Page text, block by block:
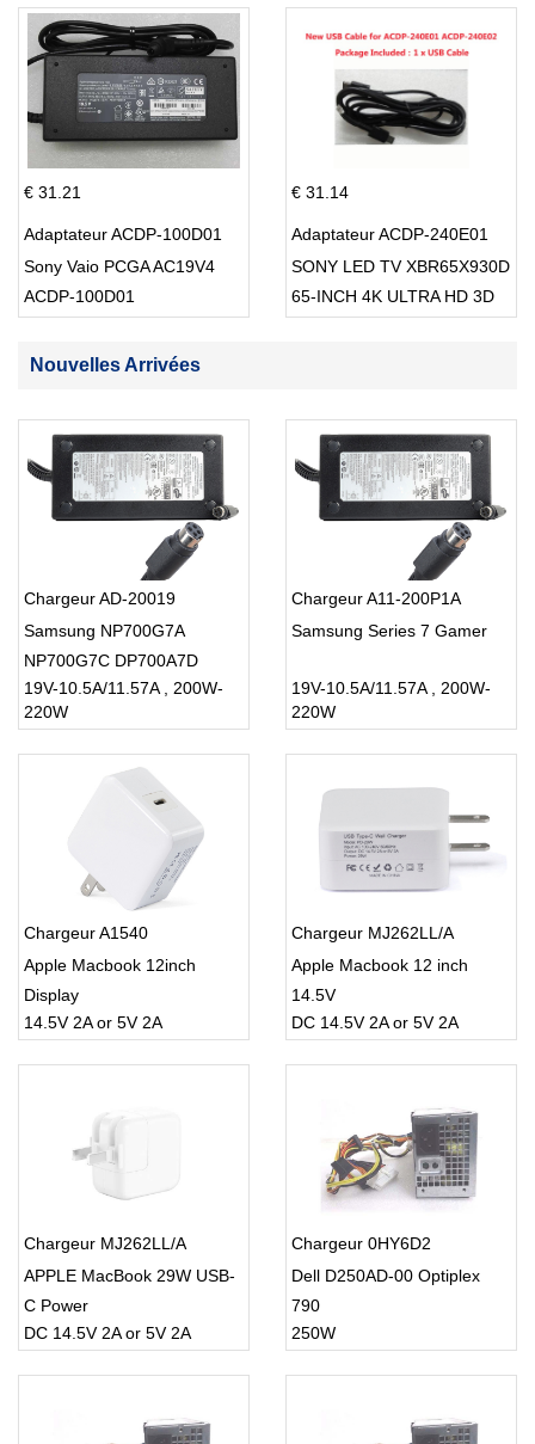
€ 31.21
Adaptateur ACDP-100D01
Sony Vaio PCGA AC19V4
ACDP-100D01
€ 31.14
Adaptateur ACDP-240E01
SONY LED TV XBR65X930D
65-INCH 4K ULTRA HD 3D
Nouvelles Arrivées
Chargeur AD-20019
Samsung NP700G7A
NP700G7C DP700A7D
19V-10.5A/11.57A , 200W-
220W
Chargeur A11-200P1A
Samsung Series 7 Gamer
19V-10.5A/11.57A , 200W-
220W
Chargeur A1540
Apple Macbook 12inch
Display
14.5V 2A or 5V 2A
Chargeur MJ262LL/A
Apple Macbook 12 inch
14.5V
DC 14.5V 2A or 5V 2A
Chargeur MJ262LL/A
APPLE MacBook 29W USB-
C Power
DC 14.5V 2A or 5V 2A
Chargeur 0HY6D2
Dell D250AD-00 Optiplex
790
250W